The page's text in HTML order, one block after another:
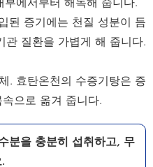
된 증기에는 천질 성분이 듬
관 질환을 가볍게 해 줍니다.
. 효탄온천의 수증기탕은 증
으로 옮겨 줍니다.
분을 충분히 섭취하고, 무